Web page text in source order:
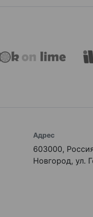
Адрес
603000,
Новгород, ул.